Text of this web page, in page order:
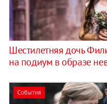
Шестилетняя дочь
на подиум в образе
События